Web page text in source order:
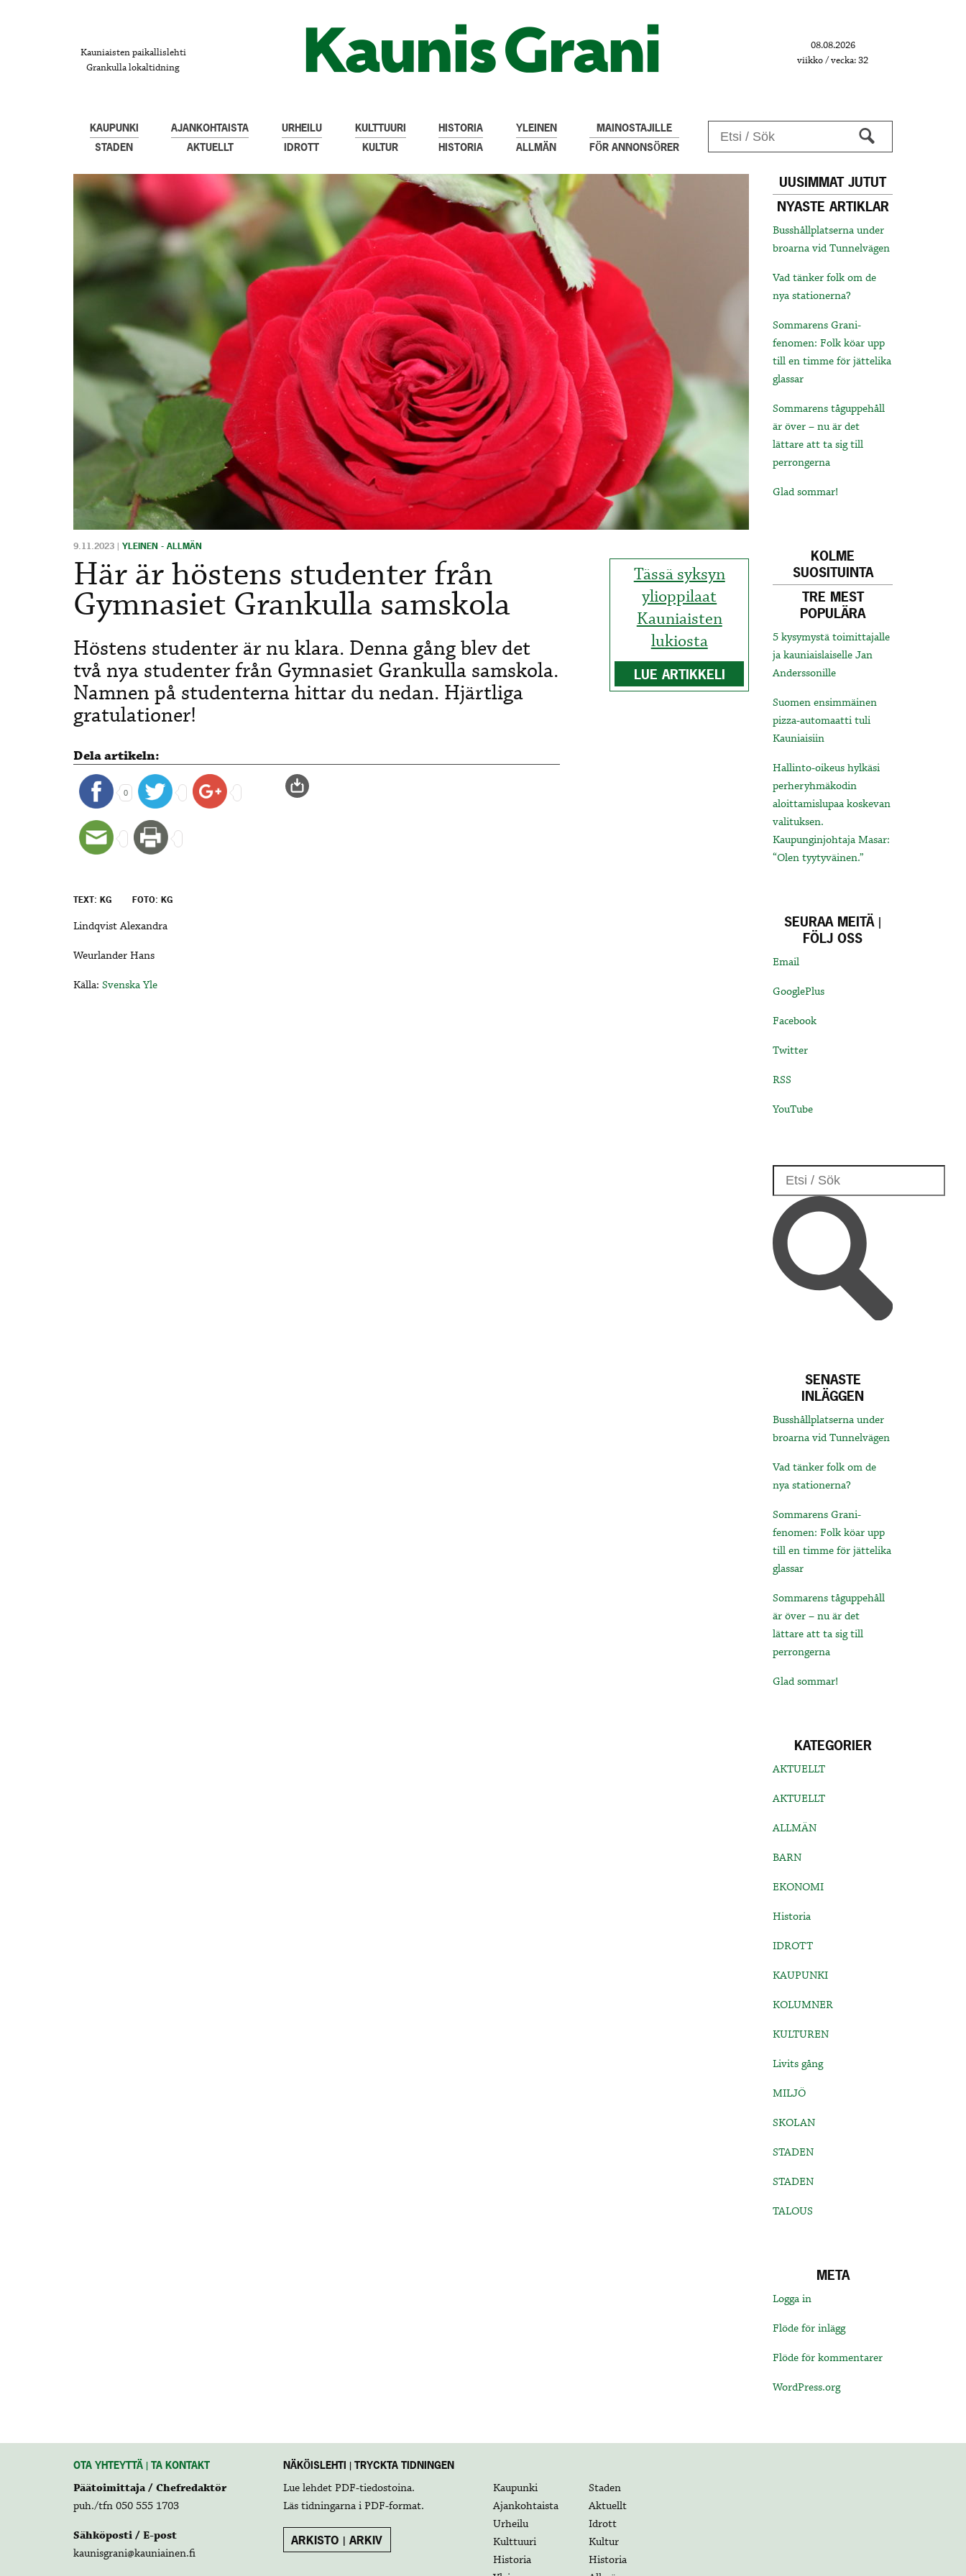
Kauniaisten paikallislehti
Grankulla lokaltidning
08.08.2026
viikko / vecka: 32
KAUPUNKI
STADEN
AJANKOHTAISTA
AKTUELLT
URHEILU
IDROTT
KULTTUURI
KULTUR
HISTORIA
HISTORIA
YLEINEN
ALLMÄN
MAINOSTAJILLE
FÖR ANNONSÖRER
Tässä syksyn
ylioppilaat
Kauniaisten
lukiosta
LUE ARTIKKELI
9.11.2023 | YLEINEN - ALLMÄN
Här är höstens studenter från
Gymnasiet Grankulla samskola
Höstens studenter är nu klara. Denna gång blev det
två nya studenter från Gymnasiet Grankulla samskola.
Namnen på studenterna hittar du nedan. Hjärtliga
gratulationer!
Dela artikeln:
0
TEXT: KG FOTO: KG
Lindqvist Alexandra
Weurlander Hans
Källa: Svenska Yle
UUSIMMAT JUTUT
NYASTE ARTIKLAR
Busshållplatserna under
broarna vid Tunnelvägen
Vad tänker folk om de
nya stationerna?
Sommarens Grani-
fenomen: Folk köar upp
till en timme för jättelika
glassar
Sommarens tåguppehåll
är över – nu är det
lättare att ta sig till
perrongerna
Glad sommar!
KOLME
SUOSITUINTA
TRE MEST
POPULÄRA
5 kysymystä toimittajalle
ja kauniaislaiselle Jan
Anderssonille
Suomen ensimmäinen
pizza-automaatti tuli
Kauniaisiin
Hallinto-oikeus hylkäsi
perheryhmäkodin
aloittamislupaa koskevan
valituksen.
Kaupunginjohtaja Masar:
“Olen tyytyväinen.”
SEURAA MEITÄ |
FÖLJ OSS
Email
GooglePlus
Facebook
Twitter
RSS
YouTube
SENASTE
INLÄGGEN
Busshållplatserna under
broarna vid Tunnelvägen
Vad tänker folk om de
nya stationerna?
Sommarens Grani-
fenomen: Folk köar upp
till en timme för jättelika
glassar
Sommarens tåguppehåll
är över – nu är det
lättare att ta sig till
perrongerna
Glad sommar!
KATEGORIER
AKTUELLT
AKTUELLT
ALLMÄN
BARN
EKONOMI
Historia
IDROTT
KAUPUNKI
KOLUMNER
KULTUREN
Livits gång
MILJÖ
SKOLAN
STADEN
STADEN
TALOUS
META
Logga in
Flöde för inlägg
Flöde för kommentarer
WordPress.org
OTA YHTEYTTÄ | TA KONTAKT
Päätoimittaja / Chefredaktör
puh./tfn 050 555 1703
Sähköposti / E-post
kaunisgrani@kauniainen.fi
NÄKÖISLEHTI | TRYCKTA TIDNINGEN
Lue lehdet PDF-tiedostoina.
Läs tidningarna i PDF-format.
ARKISTO | ARKIV
Kaupunki
Staden
Ajankohtaista
Aktuellt
Urheilu
Idrott
Kulttuuri
Kultur
Historia
Historia